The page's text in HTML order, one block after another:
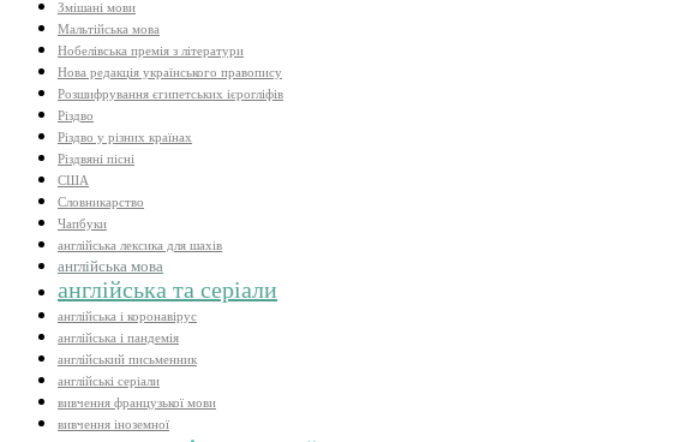
Змішані мови
Мальтійська мова
Нобелівська премія з літератури
Нова редакція українського правопису
Розшифрування єгипетських ієрогліфів
Різдво
Різдво у різних країнах
Різдвяні пісні
США
Словникарство
Чапбуки
англійська лексика для шахів
англійська мова
англійська та серіали
англійська і коронавірус
англійська і пандемія
англійський письменник
англійські серіали
вивчення французької мови
вивчення іноземної